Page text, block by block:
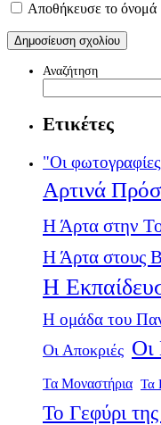
Αποθήκευσε το όνομά
Αναζήτηση
Ετικέτες
"Οι
Αρτινά
Η Άρτα στην
Η Άρτα στους
Η
Η ομάδα του
Οι Αποκριές Οι
Τα Μοναστήρια Τα
Το Γεφύρι